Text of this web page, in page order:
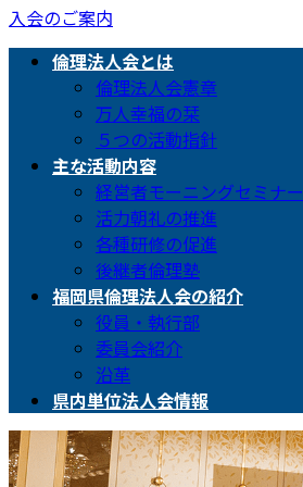
入会のご案内
倫理法人会とは
倫理法人会憲章
万人幸福の栞
５つの活動指針
主な活動内容
経営者モーニングセミナー
活力朝礼の推進
各種研修の促進
後継者倫理塾
福岡県倫理法人会の紹介
役員・執行部
委員会紹介
沿革
県内単位法人会情報